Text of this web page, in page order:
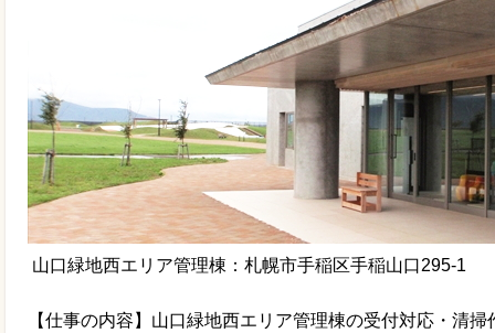
山口緑地西エリア管理棟：札幌市手稲区手稲山口295-1
【仕事の内容】山口緑地西エリア管理棟の受付対応・清掃